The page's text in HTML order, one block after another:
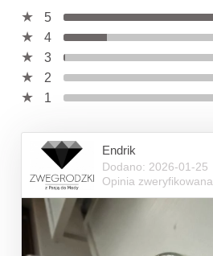
5
4
3
2
1
Endrik
Dodano: 2026-01-25
Opinia zweryfikowana